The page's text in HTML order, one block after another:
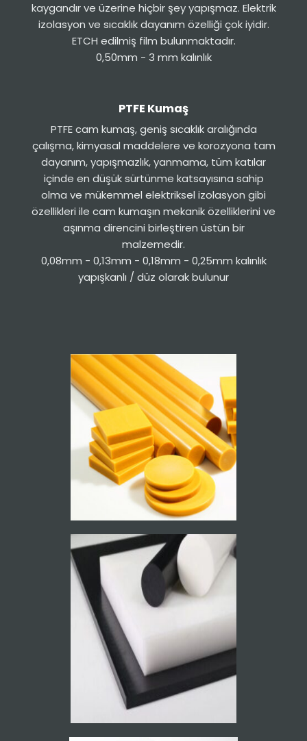
kaygandır ve üzerine hiçbir şey yapışmaz. Elektrik
izolasyon ve sıcaklık dayanım özelliği çok iyidir.
ETCH edilmiş film bulunmaktadır.
0,50mm - 3 mm kalınlık
PTFE Kumaş
PTFE cam kumaş, geniş sıcaklık aralığında
çalışma, kimyasal maddelere ve korozyona tam
dayanım, yapışmazlık, yanmama, tüm katılar
içinde en düşük sürtünme katsayısına sahip
olma ve mükemmel elektriksel izolasyon gibi
özellikleri ile cam kumaşın mekanik özelliklerini ve
aşınma direncini birleştiren üstün bir
malzemedir.
0,08mm - 0,13mm - 0,18mm - 0,25mm kalınlık
yapışkanlı / düz olarak bulunur